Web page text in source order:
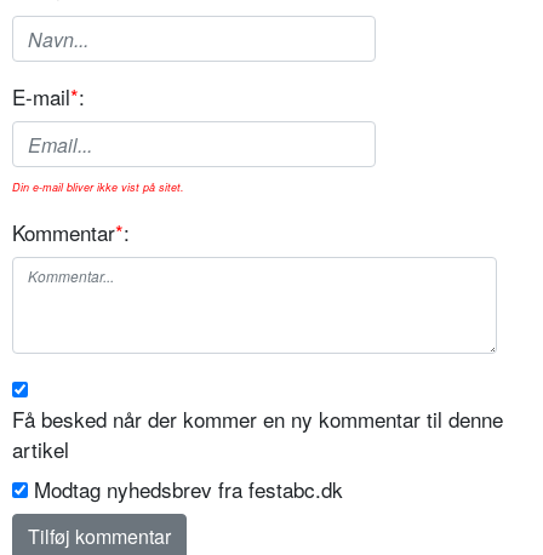
E-mail*:
Din e-mail bliver ikke vist på sitet.
Kommentar*:
Få besked når der kommer en ny kommentar til denne
artikel
Modtag nyhedsbrev fra festabc.dk